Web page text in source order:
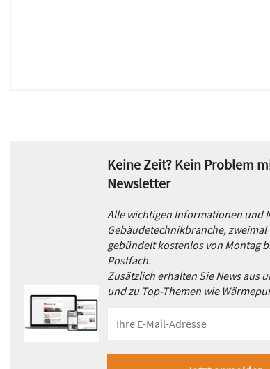
Keine Zeit? Kein Problem
Newsletter
Alle wichtigen Informationen und
Gebäudetechnikbranche, zweimal
gebündelt kostenlos von Montag
Postfach.
Zusätzlich erhalten Sie News aus
und zu Top-Themen wie